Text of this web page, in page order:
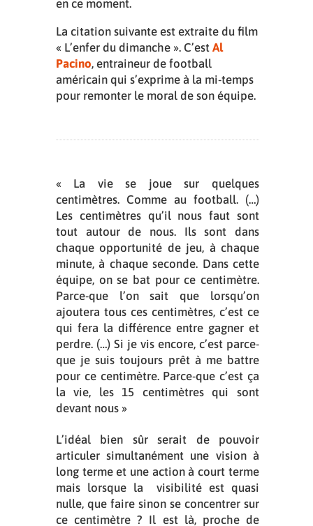
en ce moment.
La citation suivante est extraite du film
« L’enfer du dimanche ». C’est Al
Pacino, entraineur de football
américain qui s’exprime à la mi-temps
pour remonter le moral de son équipe.
« La vie se joue sur quelques
centimètres. Comme au football. (…)
Les centimètres qu’il nous faut sont
tout autour de nous. Ils sont dans
chaque opportunité de jeu, à chaque
minute, à chaque seconde. Dans cette
équipe, on se bat pour ce centimètre.
Parce-que l’on sait que lorsqu’on
ajoutera tous ces centimètres, c’est ce
qui fera la différence entre gagner et
perdre. (…) Si je vis encore, c’est parce-
que je suis toujours prêt à me battre
pour ce centimètre. Parce-que c’est ça
la vie, les 15 centimètres qui sont
devant nous »
L’idéal bien sûr serait de pouvoir
articuler simultanément une vision à
long terme et une action à court terme
mais lorsque la visibilité est quasi
nulle, que faire sinon se concentrer sur
ce centimètre ? Il est là, proche de